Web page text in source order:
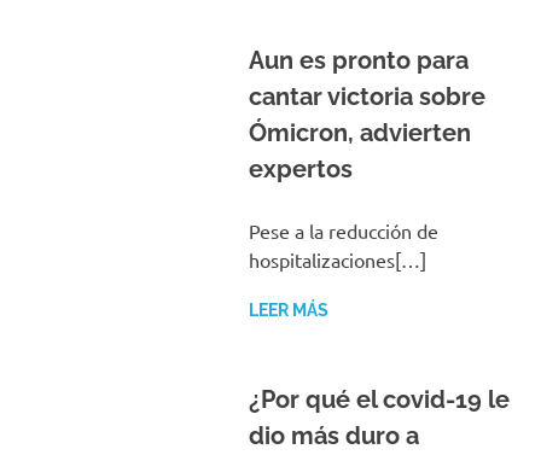
Aun es pronto para
cantar victoria sobre
Ómicron, advierten
expertos
Pese a la reducción de
hospitalizaciones[…]
LEER MÁS
¿Por qué el covid-19 le
dio más duro a